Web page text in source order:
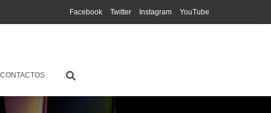
Facebook Twitter Instagram YouTube
CONTACTOS